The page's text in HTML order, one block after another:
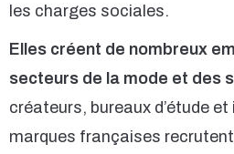
les charges sociales.
Elles créent de nombreux
secteurs de la mode et des
créateurs, bureaux d’étude
marques françaises